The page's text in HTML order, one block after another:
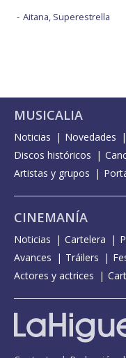
Aitana, Superestrella
MUSICALIA
Noticias Novedades
Discos históricos
Artistas y grupos
CINEMANÍA
Noticias Cartelera
Avances
Tráilers
Actores y actrices